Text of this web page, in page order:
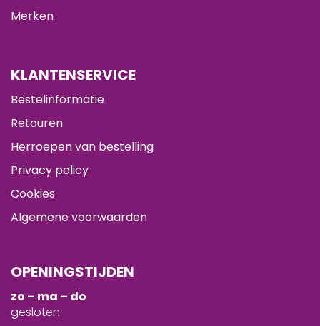
Merken
KLANTENSERVICE
Bestelinformatie
Retouren
Herroepen van bestelling
Privacy policy
Cookies
Algemene voorwaarden
OPENINGSTIJDEN
zo – ma – do
gesloten